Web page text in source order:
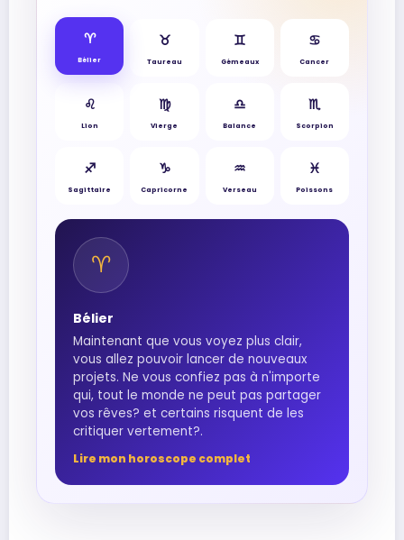
♈︎
Bélier
♉︎
Taureau
♊︎
Gémeaux
♋︎
Cancer
♌︎
Lion
♍︎
Vierge
♎︎
Balance
♏︎
Scorpion
♐︎
Sagittaire
♑︎
Capricorne
♒︎
Verseau
♓︎
Poissons
♈︎
Bélier
Maintenant que vous voyez plus clair,
vous allez pouvoir lancer de nouveaux
projets. Ne vous confiez pas à n'importe
qui, tout le monde ne peut pas partager
vos rêves? et certains risquent de les
critiquer vertement?.
Lire mon horoscope complet